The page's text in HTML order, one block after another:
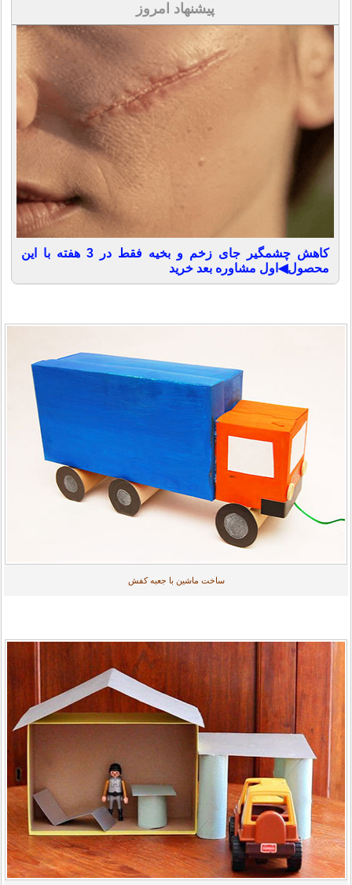
پیشنهاد امروز
کاهش چشمگیر جای زخم و بخیه فقط در 3 هفته با این
محصول◀اول مشاوره بعد خرید
ساخت ماشین با جعبه کفش